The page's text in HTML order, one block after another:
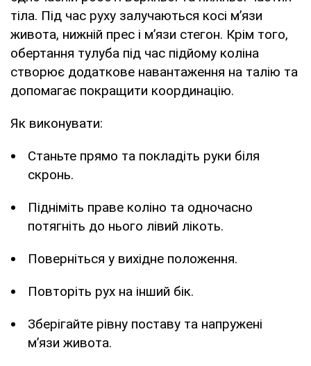
тіла. Під час руху залучаються косі м’язи
живота, нижній прес і м’язи стегон. Крім того,
обертання тулуба під час підйому коліна
створює додаткове навантаження на талію та
допомагає покращити координацію.
Як виконувати:
Станьте прямо та покладіть руки біля
скронь.
Підніміть праве коліно та одночасно
потягніть до нього лівий лікоть.
Поверніться у вихідне положення.
Повторіть рух на інший бік.
Зберігайте рівну поставу та напружені
м’язи живота.